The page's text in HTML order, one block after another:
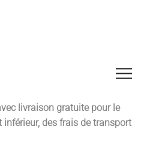
livraison gratuite pour le
inférieur, des frais de transport